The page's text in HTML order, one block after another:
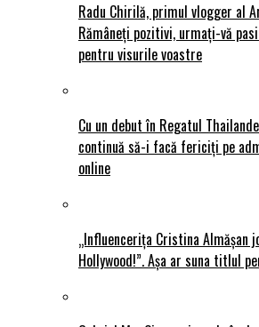
Radu Chirilă, primul vlogger al
Rămâneți pozitivi, urmați-vă
pentru visurile voastre
Cu un debut în Regatul
continuă să-i facă fericiți pe
online
„Influencerița Cristina Almășan
Hollywood!”. Așa ar suna titlul